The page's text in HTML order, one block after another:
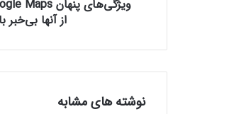
ن
g
از آنها بی‌خبر
نوشته های مشابه